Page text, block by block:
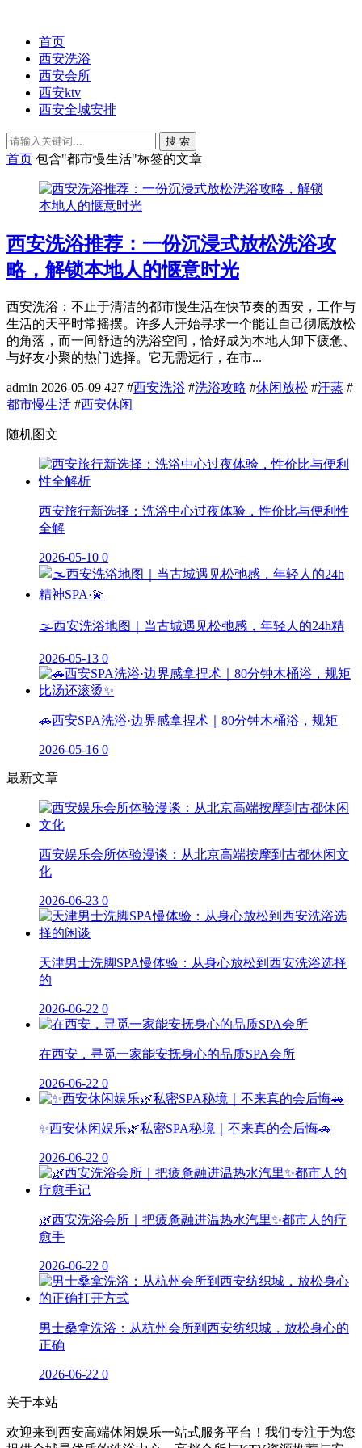
首页
西安洗浴
西安会所
西安ktv
西安全城安排
搜 索
首页 包含"都市慢生活"标签的文章
西安洗浴推荐：一份沉浸式放松洗浴攻
略，解锁本地人的惬意时光
西安洗浴：不止于清洁的都市慢生活在快节奏的西安，工作与
生活的天平时常摇摆。许多人开始寻求一个能让自己彻底放松
的角落，而一间舒适的洗浴空间，恰好成为本地人卸下疲惫、
与好友小聚的热门选择。它无需远行，在市...
admin 2026-05-09 427 #西安洗浴 #洗浴攻略 #休闲放松 #汗蒸 #
都市慢生活 #西安休闲
随机图文
西安旅行新选择：洗浴中心过夜体验，性价比与便利性
全解
2026-05-10 0
🌫️西安洗浴地图｜当古城遇见松弛感，年轻人的24h精
2026-05-13 0
🚗西安SPA洗浴·边界感拿捏术｜80分钟木桶浴，规矩
2026-05-16 0
最新文章
西安娱乐会所体验漫谈：从北京高端按摩到古都休闲文
化
2026-06-23 0
天津男士洗脚SPA慢体验：从身心放松到西安洗浴选择
的
2026-06-22 0
在西安，寻觅一家能安抚身心的品质SPA会所
2026-06-22 0
✨西安休闲娱乐🌿私密SPA秘境｜不来真的会后悔🚗
2026-06-22 0
🌿西安洗浴会所｜把疲惫融进温热水汽里✨都市人的疗
愈手
2026-06-22 0
男士桑拿洗浴：从杭州会所到西安纺织城，放松身心的
正确
2026-06-22 0
关于本站
欢迎来到西安高端休闲娱乐一站式服务平台！我们专注于为您